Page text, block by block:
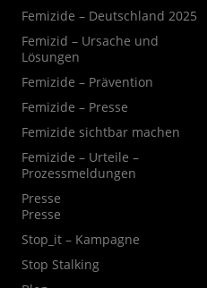
Femizide – Deutschland 2025
Femizid – Ursache und
Lösungen
Femizide – Prävention
Femizide – Presse
Femizide sichtbar machen
Femizide – Urteile –
Prozessmeldungen
Presse
Presse
Stop_it – Kampagne
Stop Stalking